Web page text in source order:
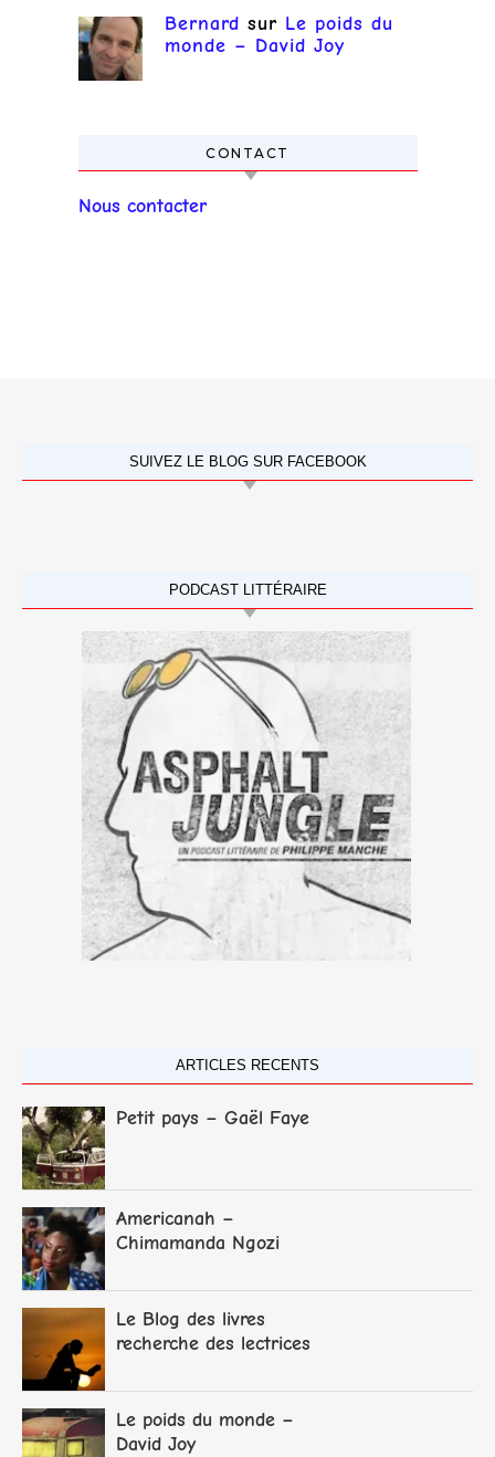
Bernard sur Le poids du
monde – David Joy
CONTACT
Nous contacter
SUIVEZ LE BLOG SUR FACEBOOK
PODCAST LITTÉRAIRE
ARTICLES RECENTS
Petit pays – Gaël Faye
Americanah –
Chimamanda Ngozi
Le Blog des livres
recherche des lectrices
Le poids du monde –
David Joy